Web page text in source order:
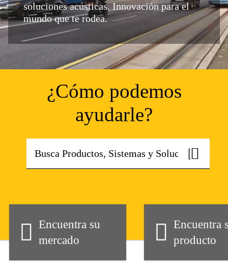
soluciones acústicas.Innovación para el
mundo que te rodea.
¿Cómo podemos
ayudarle?
Encuentra su
mercado
Encuentra
producto